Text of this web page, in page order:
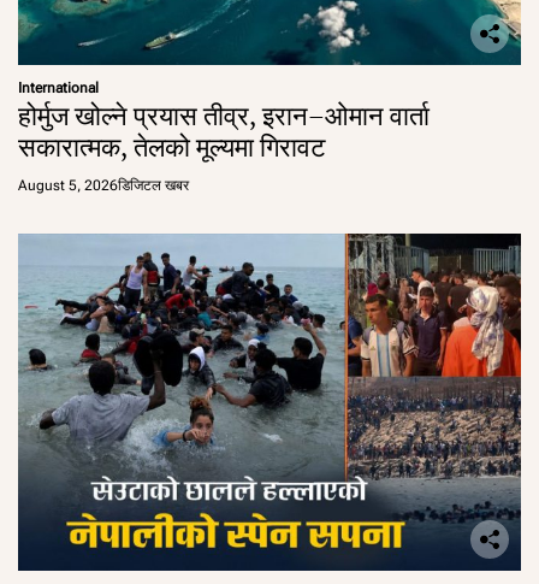
International
होर्मुज खोल्ने प्रयास तीव्र, इरान–ओमान वार्ता
सकारात्मक, तेलको मूल्यमा गिरावट
August 5, 2026डिजिटल खबर